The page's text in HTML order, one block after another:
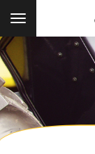
Toggle
navigation